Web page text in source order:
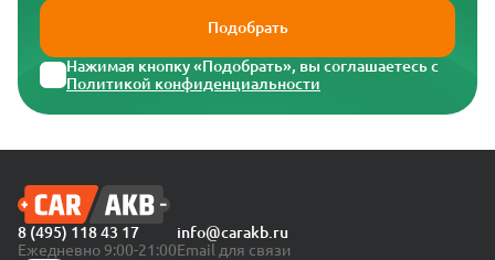
Подобрать
Нажимая кнопку «Подобрать», вы соглашаетесь с
Политикой конфиденциальности
8 (495) 118 43 17
Ежедневно 9:00-21:00
info@carakb.ru
Email для связи